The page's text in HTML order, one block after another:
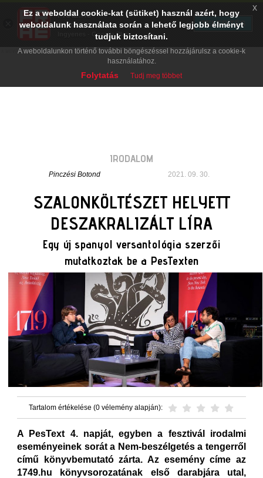
IRODALOM
Pinczési Botond 2021. 09. 30.
SZALONKÖLTÉSZET HELYETT
DESZAKRALIZÁLT LÍRA
Egy új spanyol versantológia szerzői
mutatkoztak be a PesTexten
Tartalom értékelése (0 vélemény alapján):
A PesText 4. napját, egyben a fesztivál irodalmi
eseményeinek sorát a Nem-beszélgetés a tengerről
című könyvbemutató zárta. Az esemény címe az
1749.hu könyvsorozatának első darabjára utal,
Ez a weboldal cookie-kat (sütiket) használ azért, hogy
weboldalunk használata során a lehető legjobb élményt
tudjuk biztosítani.
A weboldalunkon történő további böngészéssel hozzájárulsz a cookie-k
használatához.
Folytatás Tudj meg többet
x
PRAE.HU
Digital Evolution
Ingyenes - Google Play
TELEPÍTÉS